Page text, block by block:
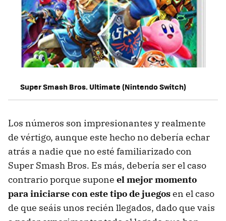
Super Smash Bros. Ultimate (Nintendo Switch)
Los números son impresionantes y realmente
de vértigo, aunque este hecho no debería echar
atrás a nadie que no esté familiarizado con
Super Smash Bros. Es más, debería ser el caso
contrario porque supone el mejor momento
para iniciarse con este tipo de juegosen el caso
de que seáis unos recién llegados, dado que vais